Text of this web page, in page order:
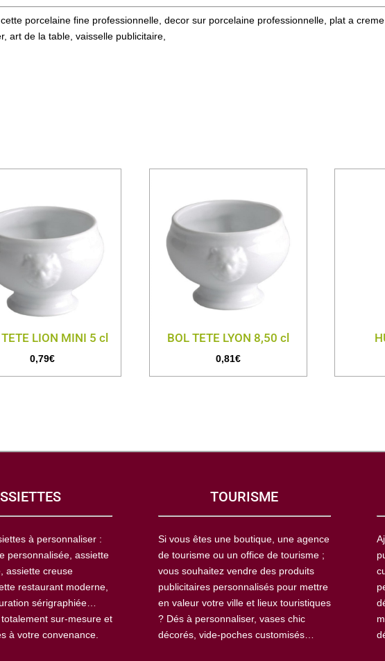
porcelaine fine professionnelle, decor sur porcelaine professionnelle, plat a
art de la table, vaisselle publicitaire,
LION MINI 5 cl
0,79€
BOL TETE LYON 8,50 cl
0,81€
à personnaliser :
personnalisée, assiette
assiette creuse
restaurant moderne,
sérigraphiée…
sur-mesure et
à votre convenance.
TOURISME
Si vous êtes une boutique, une agence
de tourisme ou un office de tourisme ;
vous souhaitez vendre des produits
publicitaires personnalisés pour mettre
en valeur votre ville et lieux touristiques
? Dés à personnaliser, vases chic
décorés, vide-poches customisés…